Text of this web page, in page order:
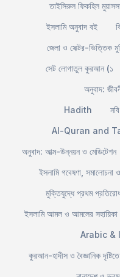
তাইসিরুল ফিকহিল
ইসলামি অনুবাদ বই
জেলা ও সেক্টর-ভিত্তিক
সেট লোগাতুল কুরআন (১
অনুবাদ:
Hadith
Al-Quran and
অনুবাদ: আত্ম-উন্নয়ন ও মেডিটেশন
ইসলামি গবেষণা, সমালোচনা
মুক্তিযুদ্ধে প্রথম
ইসলামি আমল ও আমলের সহায়িকা
Arabic &
কুরআন-হাদীস ও বৈজ্ঞানিক